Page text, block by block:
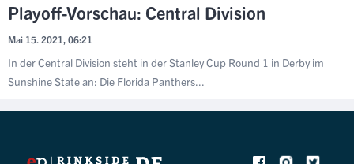
Playoff-Vorschau: Central Division
Mai 15. 2021, 06:21
In der Central Division steht in der Stanley Cup Round 1 in Derby im
Sunshine State an: Die Florida Panthers...